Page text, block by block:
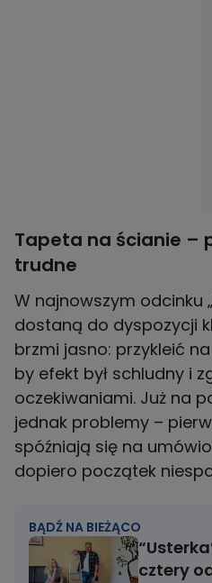
Tapeta na ścianie –
trudne
W najnowszym odcinku
dostaną do dyspozycji
brzmi jasno: przykleić
by efekt był schludny i
oczekiwaniami. Już na
jednak problemy –
spóźniają się na
dopiero początek
BĄDŹ NA BIEŻĄCO
cztery